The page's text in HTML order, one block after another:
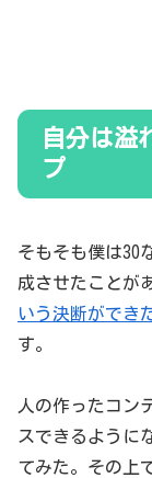
自分は溢
プ
そもそも僕は30
成させたことが
いう決断ができ
す。
人の作ったコン
スできるように
てみた。その上